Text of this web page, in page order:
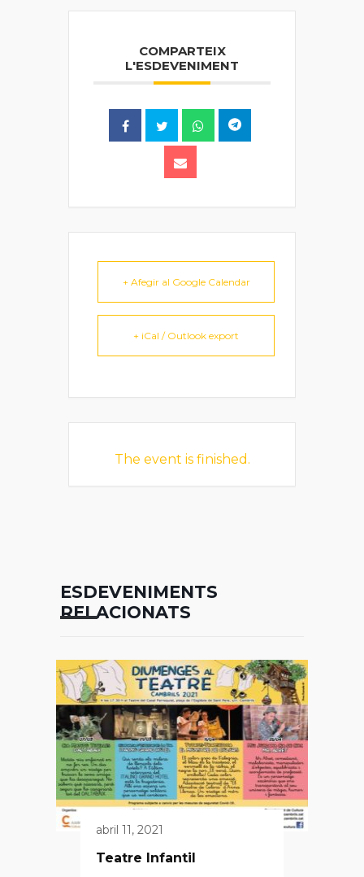
COMPARTEIX
L'ESDEVENIMENT
+ Afegir al Google Calendar
+ iCal / Outlook export
The event is finished.
ESDEVENIMENTS
RELACIONATS
abril 11, 2021
Teatre Infantil